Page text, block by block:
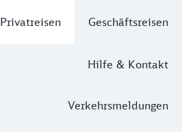
Privatreisen Geschäftsreisen
Hilfe & Kontakt
Verkehrsmeldungen